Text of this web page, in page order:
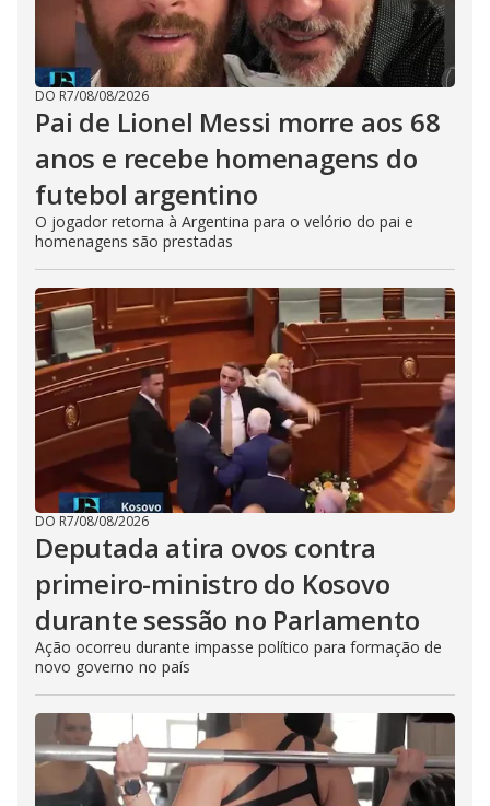
DO R7/08/08/2026
Pai de Lionel Messi morre aos 68
anos e recebe homenagens do
futebol argentino
O jogador retorna à Argentina para o velório do pai e
homenagens são prestadas
DO R7/08/08/2026
Deputada atira ovos contra
primeiro-ministro do Kosovo
durante sessão no Parlamento
Ação ocorreu durante impasse político para formação de
novo governo no país